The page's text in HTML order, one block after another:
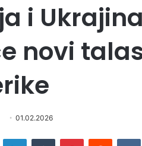
i
novi
01.02.2026